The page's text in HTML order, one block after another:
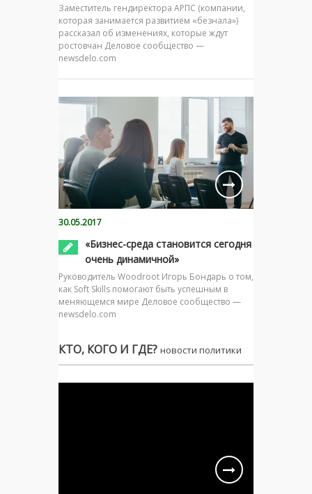
Заместитель гендиректора АРПС (компании,
которая занимается развитием «безнала»)
рассказал об изменениях, которые ждут
ростовчан Деловое сообщество —
newsdelo.com
30.05.2017
«Бизнес-среда становится сегодня
очень динамичной»
Руководитель Woodroot Игорь Бондарь о том,
как Soft Skills помогают быть успешным в
меняющемся мире Деловое сообщество —
newsdelo.com
КТО, КОГО И ГДЕ? новости политики